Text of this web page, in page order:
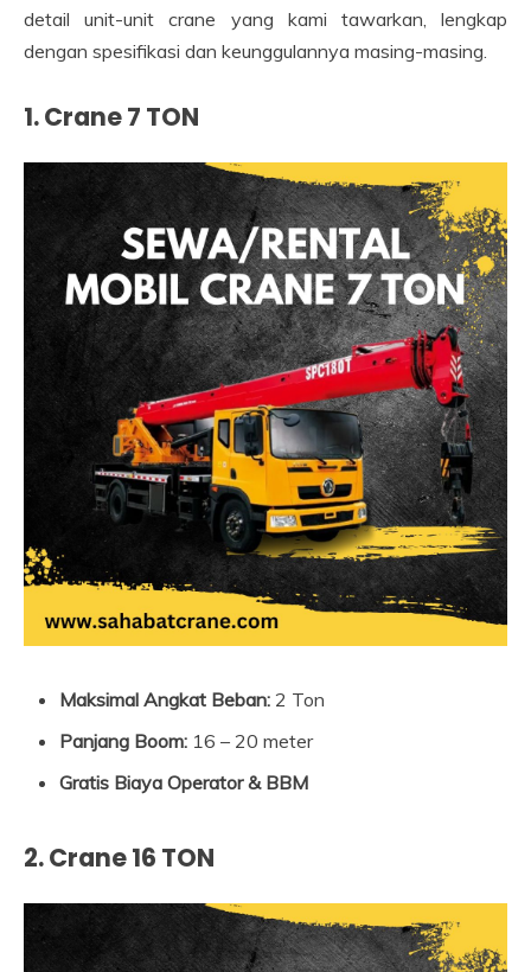
detail unit-unit crane yang kami tawarkan, lengkap
dengan spesifikasi dan keunggulannya masing-masing.
1. Crane 7 TON
Maksimal Angkat Beban: 2 Ton
Panjang Boom: 16 – 20 meter
Gratis Biaya Operator & BBM
2. Crane 16 TON